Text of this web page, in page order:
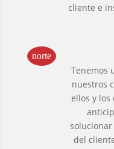
cliente e
norte
Tenemos
nuestros
ellos y los
solucionar
del